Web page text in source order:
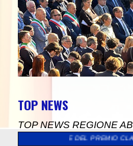
TOP NEWS
TOP NEWS REGIONE
DEL PREMIO CLAUDIA VERZELLA